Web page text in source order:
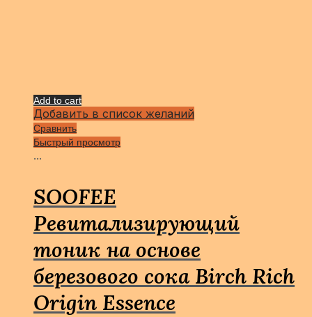
Add to cart
Добавить в список желаний
Сравнить
Быстрый просмотр
...
SOOFEE
Ревитализирующий
тоник на основе
березового сока Birch Rich
Origin Essence